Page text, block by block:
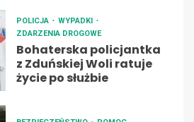
POLICJA
WYPADKI
ZDARZENIA DROGOWE
Bohaterska policjantka
z Zduńskiej Woli ratuje
życie po służbie